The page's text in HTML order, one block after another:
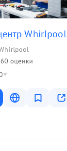
Whirlpool
оценки